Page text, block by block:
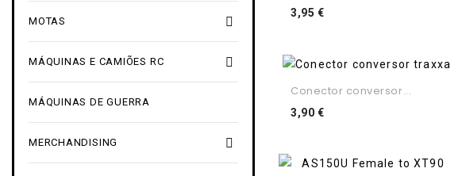

MOTAS

MÁQUINAS E CAMIÕES RC
MÁQUINAS DE GUERRA

MERCHANDISING
3,95 €Preço
Conector conversor...
3,90 €Preço